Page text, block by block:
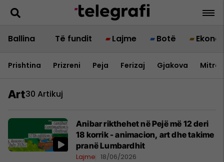
Ballina Të fundit Lajme Botë
Prishtina Prizreni Peja Ferizaj Gjakova
Art30 Artikuj
Anibar rikthehet në Pejë më 12 deri
18 korrik - animacion, art dhe takime
pranë Lumbardhit
Lajme 18/06/2026